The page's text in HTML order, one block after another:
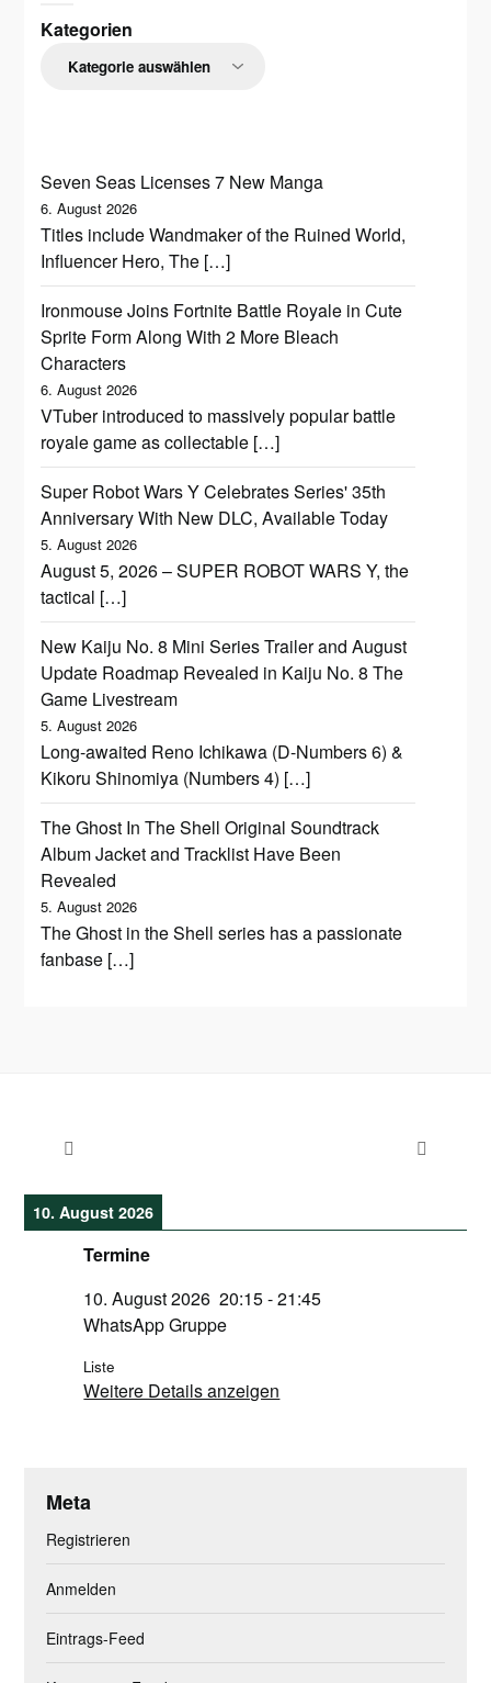
Kategorien
Seven Seas Licenses 7 New Manga
6. August 2026
Titles include Wandmaker of the Ruined World,
Influencer Hero, The […]
Ironmouse Joins Fortnite Battle Royale in Cute
Sprite Form Along With 2 More Bleach
Characters
6. August 2026
VTuber introduced to massively popular battle
royale game as collectable […]
Super Robot Wars Y Celebrates Series' 35th
Anniversary With New DLC, Available Today
5. August 2026
August 5, 2026 – SUPER ROBOT WARS Y, the
tactical […]
New Kaiju No. 8 Mini Series Trailer and August
Update Roadmap Revealed in Kaiju No. 8 The
Game Livestream
5. August 2026
Long-awaited Reno Ichikawa (D-Numbers 6) &
Kikoru Shinomiya (Numbers 4) […]
The Ghost In The Shell Original Soundtrack
Album Jacket and Tracklist Have Been
Revealed
5. August 2026
The Ghost in the Shell series has a passionate
fanbase […]
10. August 2026
Termine
10. August 2026 20:15-21:45
WhatsApp Gruppe
Liste
Weitere Details anzeigen
Meta
Registrieren
Anmelden
Eintrags-Feed